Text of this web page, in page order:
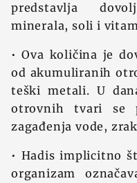
predstavlja
minerala, soli i
• Ova količina je
od akumuliranih
teški metali. U
otrovnih tvari se
zagađenja vode,
• Hadis implicitno
organizam